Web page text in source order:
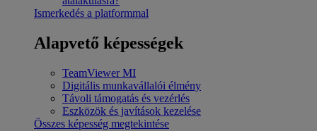
Ismerkedés a platformmal
Alapvető képességek
TeamViewer MI
Digitális munkavállalói élmény
Távoli támogatás és vezérlés
Eszközök és javítások kezelése
Összes képesség megtekintése